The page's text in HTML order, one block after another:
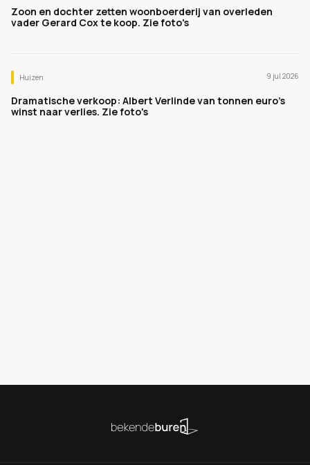
Zoon en dochter zetten woonboerderij van overleden
vader Gerard Cox te koop. Zie foto's
Huizen 9 jul 2026
Dramatische verkoop: Albert Verlinde van tonnen euro's
winst naar verlies. Zie foto's